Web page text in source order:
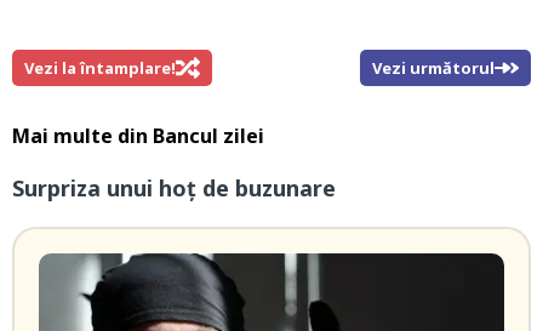
Vezi la întamplare! Vezi următorul
Mai multe din Bancul zilei
Surpriza unui hoţ de buzunare